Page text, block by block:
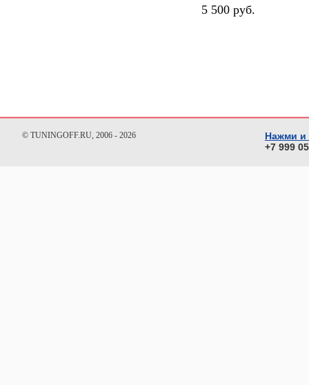
5 500 руб.
© TUNINGOFF.RU, 2006 - 2026
Нажми и
+7 999